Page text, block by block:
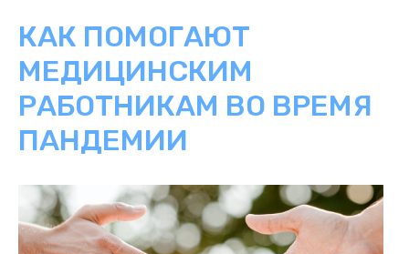
КАК ПОМОГАЮТ
МЕДИЦИНСКИМ
РАБОТНИКАМ ВО ВРЕМЯ
ПАНДЕМИИ